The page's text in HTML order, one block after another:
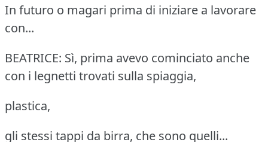
In futuro o magari prima di iniziare a lavorare
con...
BEATRICE: Sì, prima avevo cominciato anche
con i legnetti trovati sulla spiaggia,
plastica,
gli stessi tappi da birra, che sono quelli...